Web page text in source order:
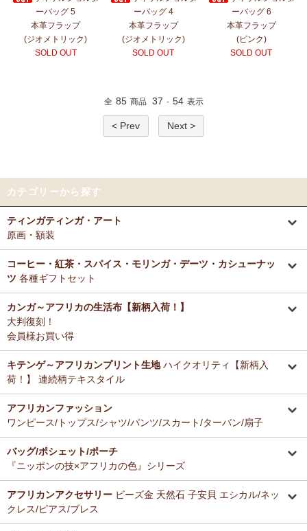
ーバッグ 5
本革フラップ
(ジオメトリック)
SOLD OUT
ーバッグ 4
本革フラップ
(ジオメトリック)
SOLD OUT
ーバッグ 6
本革フラップ
(ピンク)
SOLD OUT
全 85 商品 37 - 54 表示
< Prev Next >
カテゴリーから探す
ティンガティンガ・アート
原画・額装
コーヒー・紅茶・スパイス・モリンガ・デーツ・カシューナッ
ツ 各種ギフトセット
カンガ～アフリカの生活布【新柄入荷！】
大判復刻！
会員様お買い得
キテンゲ～アフリカンプリント生地ハイクオリティ【新柄入
荷！】 連続柄テキスタイル
アフリカンファッション
ワンピース/トップス/シャツ/パンツ/スカート/ターバン/扇子
バッグ/ポシェット/ポーチ
『ニッポンの技×アフリカの色』シリーズ
アフリカンアクセサリー ビーズ金 天然石 子安貝 エシカル/ネッ
クレス/ピアス/ブレス